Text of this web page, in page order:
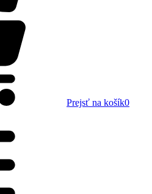
Prejsť na košík0